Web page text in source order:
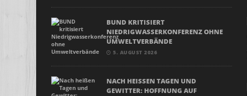
BUND KRITISIERT
NIEDRIGWASSERKONFERENZ OHNE
UMWELTVERBÄNDE
5. AUGUST 2026
NACH HEISSEN TAGEN UND G
EWITTER: HOFFNUNG AUF E